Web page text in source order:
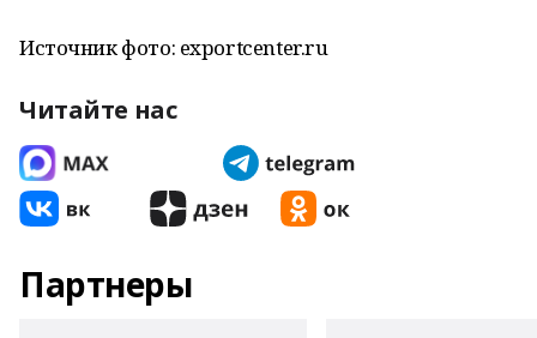
Источник фото: exportcenter.ru
Читайте нас
Партнеры